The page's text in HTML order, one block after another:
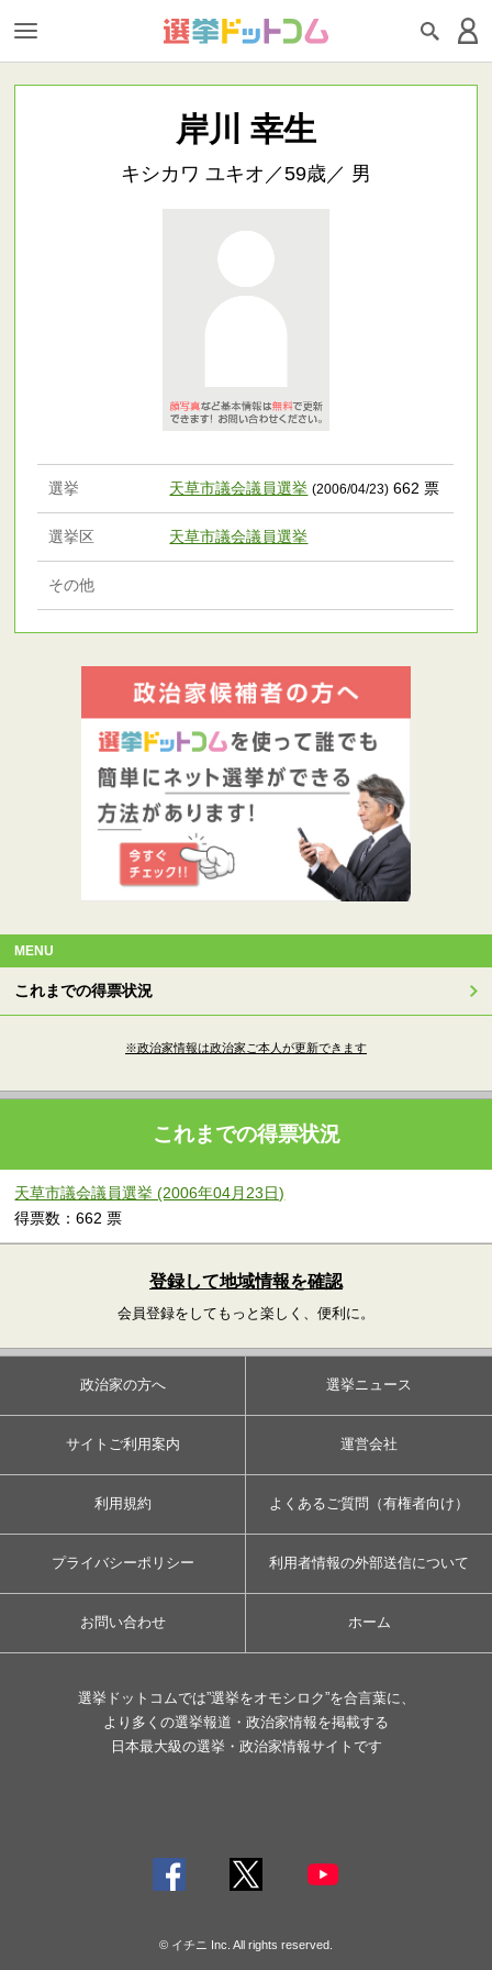
岸川 幸生
キシカワ ユキオ／59歳／ 男
選挙 天草市議会議員選挙 (2006/04/23) 662 票
選挙区 天草市議会議員選挙
その他
MENU
これまでの得票状況
※政治家情報は政治家ご本人が更新できます
これまでの得票状況
天草市議会議員選挙 (2006年04月23日)
得票数：662 票
登録して地域情報を確認
会員登録をしてもっと楽しく、便利に。
政治家の方へ 選挙ニュース
サイトご利用案内 運営会社
利用規約 よくあるご質問（有権者向け）
プライバシーポリシー 利用者情報の外部送信について
お問い合わせ ホーム
選挙ドットコムでは”選挙をオモシロク”を合言葉に、
より多くの選挙報道・政治家情報を掲載する
日本最大級の選挙・政治家情報サイトです
© イチニ Inc. All rights reserved.